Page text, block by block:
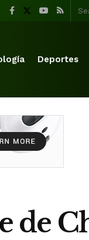
Deportes
de